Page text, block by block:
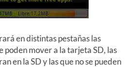
en distintas pestañas las
poden mover a la tarjeta SD, las
en la SD y las que no se pueden